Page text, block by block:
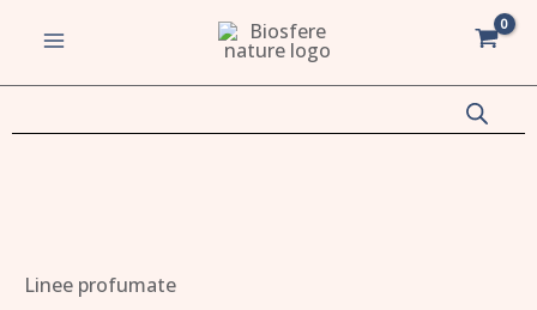
contenuto
Linee profumate